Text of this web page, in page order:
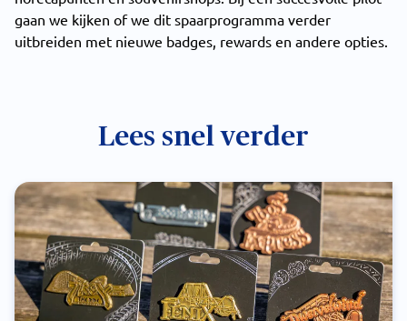
gaan we kijken of we dit spaarprogramma verder
uitbreiden met nieuwe badges, rewards en andere opties.
Lees snel verder